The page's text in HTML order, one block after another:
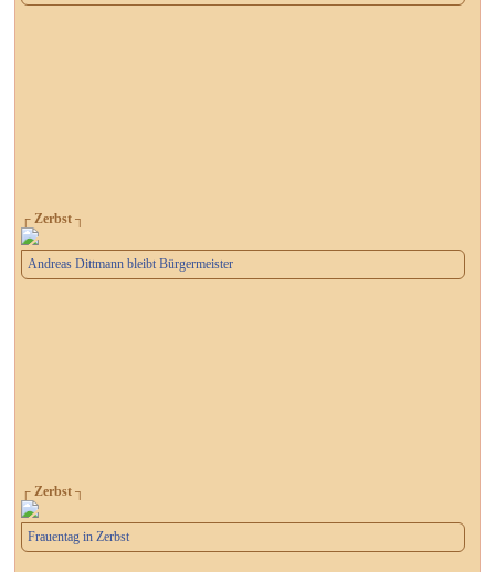
┌ Zerbst ┐
Andreas Dittmann bleibt Bürgermeister
┌ Zerbst ┐
Frauentag in Zerbst